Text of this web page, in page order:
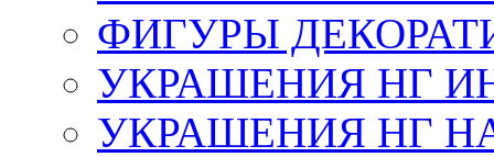
ФИГУРЫ
УКРАШЕНИЯ НГ
УКРАШЕНИЯ НГ